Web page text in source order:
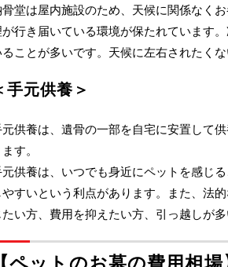
骨堂は屋内施設のため、天候に関係なく
が行き届いている環境が保たれています
ることが多いです。天候に左右されたく
手元供養＞
元供養は、遺骨の一部を自宅に安置して
す。
元供養は、いつでも身近にペットを感じ
やすいという利点があります。また、法
たい方、費用を抑えたい方、引っ越しが